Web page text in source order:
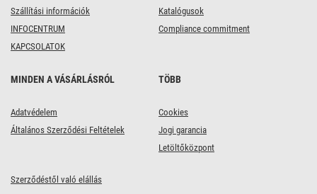
Szállítási információk
INFOCENTRUM
KAPCSOLATOK
Katalógusok
Compliance commitment
MINDEN A VÁSÁRLÁSRÓL
Adatvédelem
Általános Szerződési Feltételek
TÖBB
Cookies
Jogi garancia
Letöltőközpont
Szerződéstől való elállás